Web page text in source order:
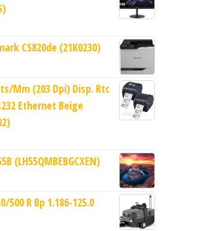
CS820de (21K0230)
Mm (203 Dpi) Disp. Rtc
Ethernet Beige
(LH55QMBEBGCXEN)
500 R Bp 1.186-125.0